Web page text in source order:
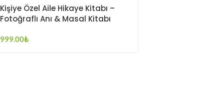
Kişiye Özel Aile Hikaye Kitabı –
Fotoğraflı Anı & Masal Kitabı
999.00₺